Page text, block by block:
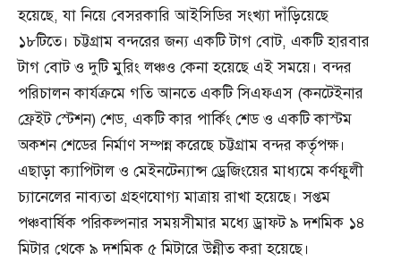
হয়েছে, যা নিয়ে বেসরকারি আইসিডির সংখ্যা দাঁড়িয়েছে
১৮টিতে। চট্টগ্রাম বন্দরের জন্য একটি টাগ বোট, একটি হারবার
টাগ বোট ও দুটি মুরিং লঞ্চও কেনা হয়েছে এই সময়ে। বন্দর
পরিচালন কার্যক্রমে গতি আনতে একটি সিএফএস (কনটেইনার
ফ্রেইট স্টেশন) শেড, একটি কার পার্কিং শেড ও একটি কাস্টম
অকশন শেডের নির্মাণ সম্পন্ন করেছে চট্টগ্রাম বন্দর কর্তৃপক্ষ।
এছাড়া ক্যাপিটাল ও মেইনটেন্যান্স ড্রেজিংয়ের মাধ্যমে কর্ণফুলী
চ্যানেলের নাব্যতা গ্রহণযোগ্য মাত্রায় রাখা হয়েছে। সপ্তম
পঞ্চবার্ষিক পরিকল্পনার সময়সীমার মধ্যে ড্রাফট ৯ দশমিক ১৪
মিটার থেকে ৯ দশমিক ৫ মিটারে উন্নীত করা হয়েছে।